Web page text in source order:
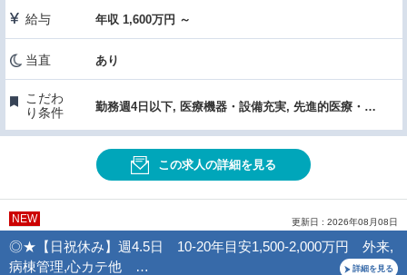
給与 年収 1,600万円 ～
当直 あり
こだわ
り条件
勤務週4日以下, 医療機器・設備充実, 先進的医療・高度な医療・特殊医療
この求人の詳細を見る
NEW 更新日 : 2026年08月08日
◎★【日祝休み】週4.5日 10-20年目安1,500-2,000万円 外来,
病棟管理,心カテ他 …
詳細を見る